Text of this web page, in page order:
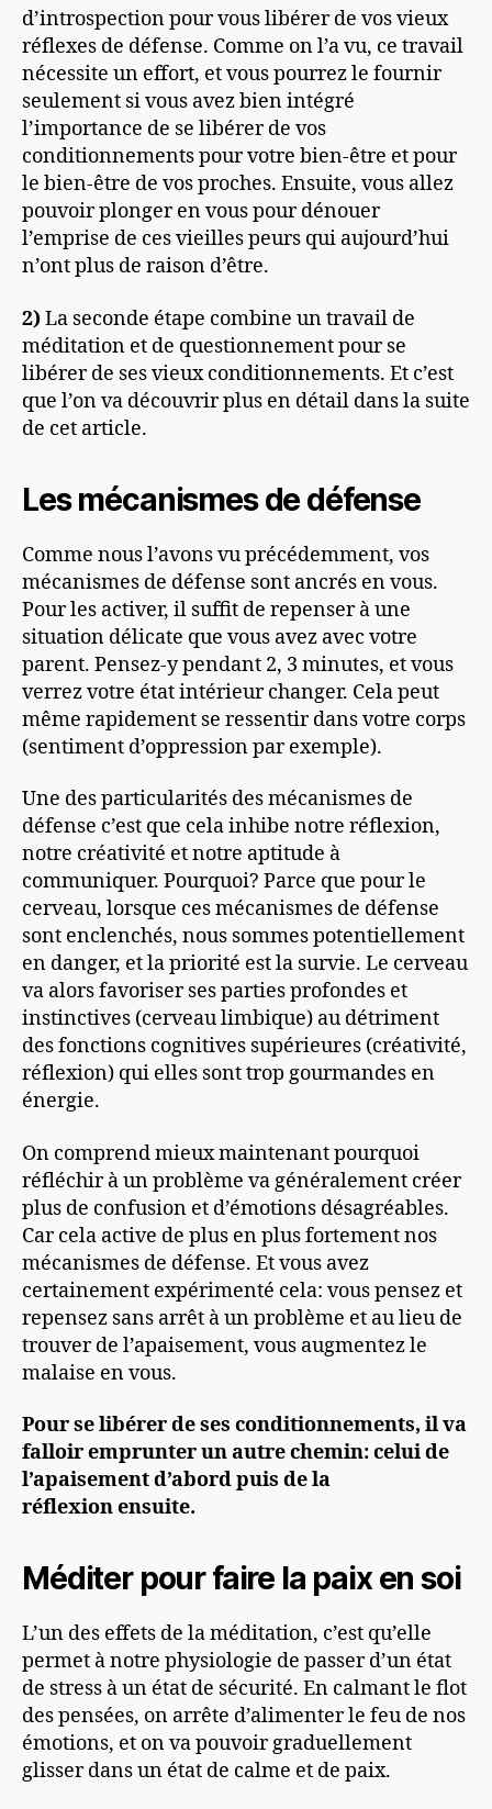
d’introspection pour vous libérer de vos vieux
réflexes de défense. Comme on l’a vu, ce travail
nécessite un effort, et vous pourrez le fournir
seulement si vous avez bien intégré
l’importance de se libérer de vos
conditionnements pour votre bien-être et pour
le bien-être de vos proches. Ensuite, vous allez
pouvoir plonger en vous pour dénouer
l’emprise de ces vieilles peurs qui aujourd’hui
n’ont plus de raison d’être.
2)La seconde étape combine un travail de
méditation et de questionnement pour se
libérer de ses vieux conditionnements. Et c’est
que l’on va découvrir plus en détail dans la suite
de cet article.
Les mécanismes de défense
Comme nous l’avons vu précédemment, vos
mécanismes de défense sont ancrés en vous.
Pour les activer, il suffit de repenser à une
situation délicate que vous avez avec votre
parent. Pensez-y pendant 2, 3 minutes, et vous
verrez votre état intérieur changer. Cela peut
même rapidement se ressentir dans votre corps
(sentiment d’oppression par exemple).
Une des particularités des mécanismes de
défense c’est que cela inhibe notre réflexion,
notre créativité et notre aptitude à
communiquer. Pourquoi? Parce que pour le
cerveau, lorsque ces mécanismes de défense
sont enclenchés, nous sommes potentiellement
en danger, et la priorité est la survie. Le cerveau
va alors favoriser ses parties profondes et
instinctives (cerveau limbique) au détriment
des fonctions cognitives supérieures (créativité,
réflexion) qui elles sont trop gourmandes en
énergie.
On comprend mieux maintenant pourquoi
réfléchir à un problème va généralement créer
plus de confusion et d’émotions désagréables.
Car cela active de plus en plus fortement nos
mécanismes de défense. Et vous avez
certainement expérimenté cela: vous pensez et
repensez sans arrêt à un problème et au lieu de
trouver de l’apaisement, vous augmentez le
malaise en vous.
Pour se libérer de ses conditionnements, il va
falloir emprunter un autre chemin: celui de
l’apaisement d’abord puis de la
réflexion ensuite.
Méditer pour faire la paix en soi
L’un des effets de la méditation, c’est qu’elle
permet à notre physiologie de passer d’un état
de stress à un état de sécurité. En calmant le flot
des pensées, on arrête d’alimenter le feu de nos
émotions, et on va pouvoir graduellement
glisser dans un état de calme et de paix.